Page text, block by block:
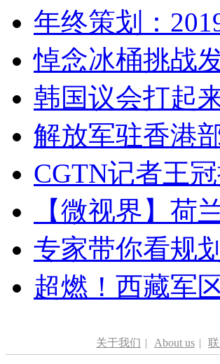
年终策划：
悼念冰桶挑战
韩国议会打起
解放军驻香港
CGTN记者王
【微视界】荷
专家带你看规
超燃！西藏军
关于我们 | About us |